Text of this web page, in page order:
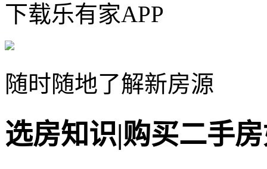
下载乐有家APP
随时随地了解新房源
选房知识|购买二手